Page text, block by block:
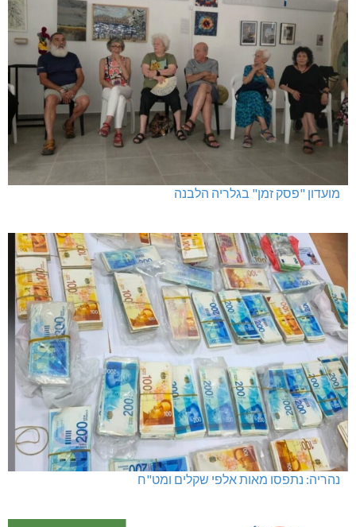
מועדון "פסק זמן" בגלריה הלבנה
נהריה: נתפסו מאות אלפי שקלים ומט"ח